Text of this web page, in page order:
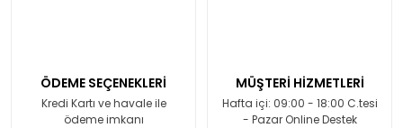
ÖDEME SEÇENEKLERİ
Kredi Kartı ve havale ile
ödeme imkanı
MÜŞTERİ HİZMETLERİ
Hafta içi: 09:00 - 18:00 C.tesi
- Pazar Online Destek